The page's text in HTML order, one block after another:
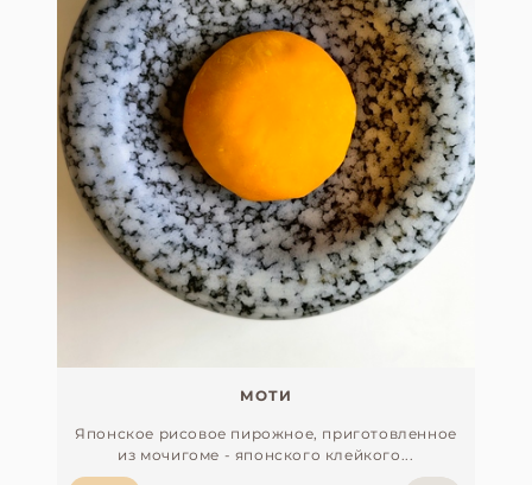
МОТИ
Японское рисовое пирожное, приготовленное
из мочигоме - японского клейкого...